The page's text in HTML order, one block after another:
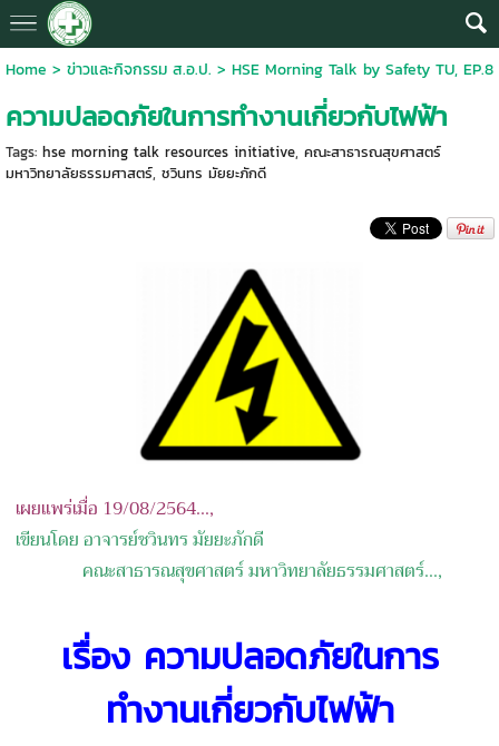
Home > ข่าวและกิจกรรม ส.อ.ป. > HSE Morning Talk by Safety TU, EP.8
ความปลอดภัยในการทำงานเกี่ยวกับไฟฟ้า
Tags: hse morning talk resources initiative, คณะสาธารณสุขศาสตร์
มหาวิทยาลัยธรรมศาสตร์, ชวินทร มัยยะภักดี
เผยแพร่เมื่อ 19/08/2564...,
เขียนโดย อาจารย์ชวินทร มัยยะภักดี
คณะสาธารณสุขศาสตร์ มหาวิทยาลัยธรรมศาสตร์...,
เรื่อง ความปลอดภัยในการ
ทำงานเกี่ยวกับไฟฟ้า